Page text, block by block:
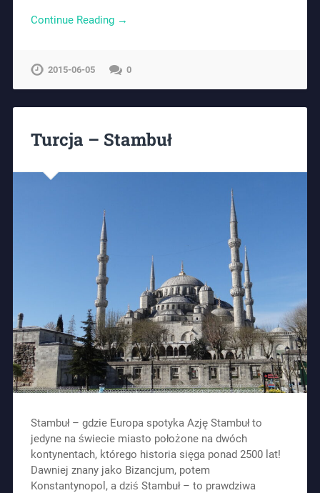
Continue Reading →
2015-06-05 0
Turcja – Stambuł
Stambuł – gdzie Europa spotyka Azję Stambuł to
jedyne na świecie miasto położone na dwóch
kontynentach, którego historia sięga ponad 2500 lat!
Dawniej znany jako Bizancjum, potem
Konstantynopol, a dziś Stambuł – to prawdziwa